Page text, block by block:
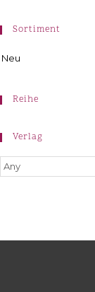
Sortiment
Neu
Reihe
Verlag